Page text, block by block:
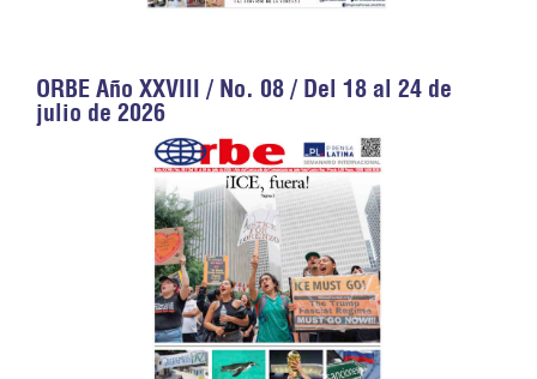
ORBE Año XXVIII / No. 08 / Del 18 al 24 de
julio de 2026